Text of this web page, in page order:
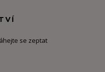
se zeptat